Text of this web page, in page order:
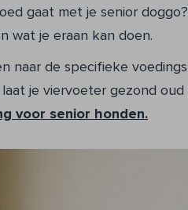
gaat met je senior
wat je eraan kan doen.
naar de specifieke
je viervoeter gezond oud
voor senior honden.